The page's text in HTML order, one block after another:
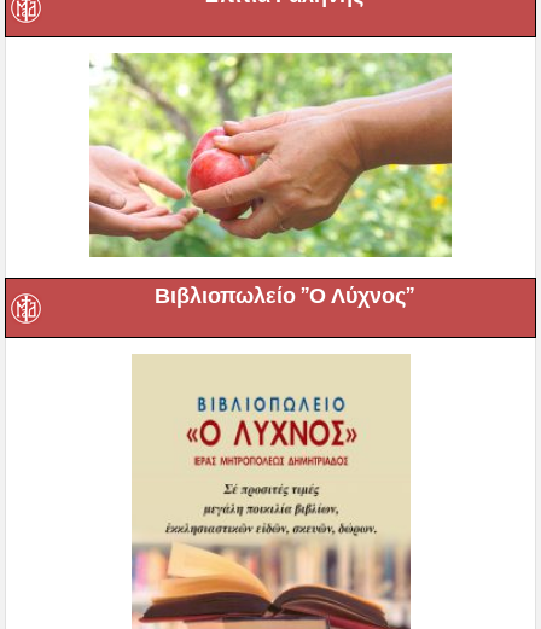
Βιβλιοπωλείο ”Ο Λύχνος”